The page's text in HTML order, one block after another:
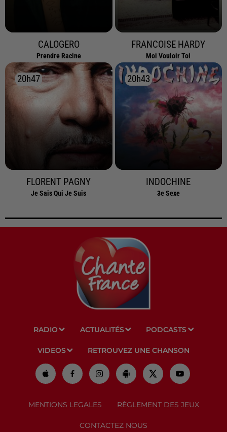
CALOGERO
Prendre Racine
FRANCOISE HARDY
Moi Vouloir Toi
20h47
20h47
FLORENT PAGNY
Je Sais Qui Je Suis
20h43
20h43
INDOCHINE
3e Sexe
RADIO ACTUALITÉS PODCASTS
VIDEOS RETROUVEZ UNE CHANSON
MENTIONS LEGALES RÈGLEMENT DES JEUX
CONTACTEZ NOUS